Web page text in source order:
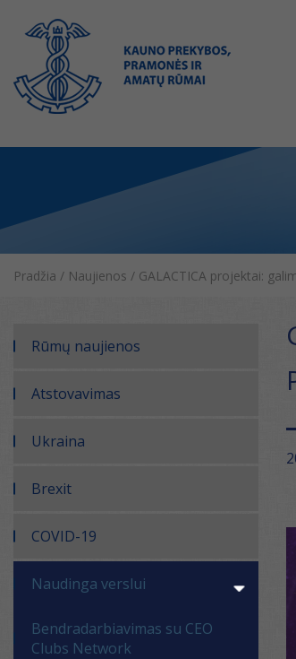
Pradžia / Naujienos / GALACTICA projektai:
Rūmų naujienos
Atstovavimas
Ukraina
Brexit
COVID-19
Naudinga verslui
Bendradarbiavimas su CEO
Clubs Network